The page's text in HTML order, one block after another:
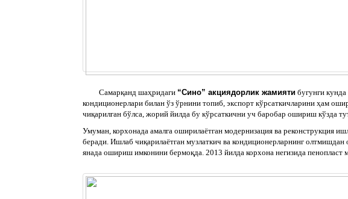
Самарқанд шаҳридаги “Сино” акциядорлик жамияти бугунги
кондиционерлари билан ўз ўрнини топиб, экспорт кўрсаткичларини ҳам
чиқарилган бўлса, жорий йилда бу кўрсаткични уч баробар ошириш кўзда
Умуман, корхонада амалга оширилаётган модернизация ва реконструкция
беради. Ишлаб чиқарилаётган музлаткич ва кондиционерларнинг
янада ошириш имконини бермоқда. 2013 йилда корхона негизида